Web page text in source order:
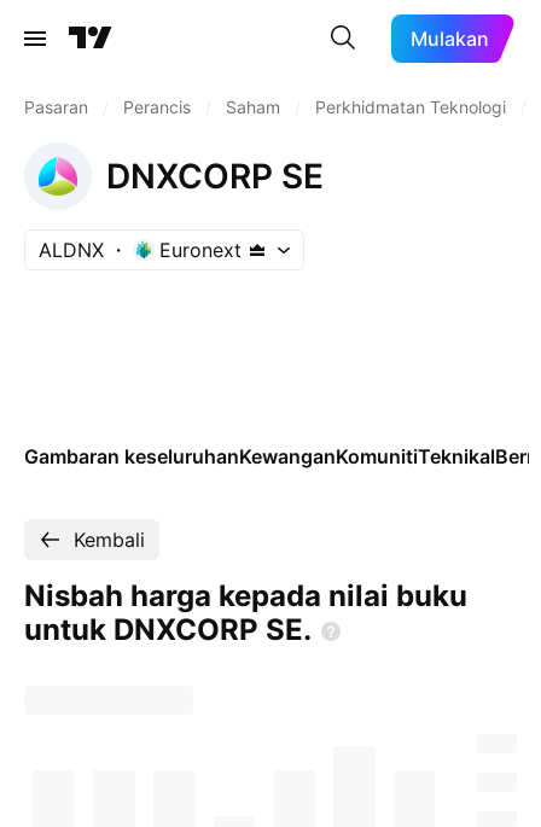
Mulakan
Pasaran Perancis Saham Perkhidmatan Teknologi
DNXCORP SE
ALDNX Euronext
Gambaran keseluruhanKewanganKomunitiTeknikal
Kembali
Nisbah harga kepada nilai buku
untuk DNXCORP SE.